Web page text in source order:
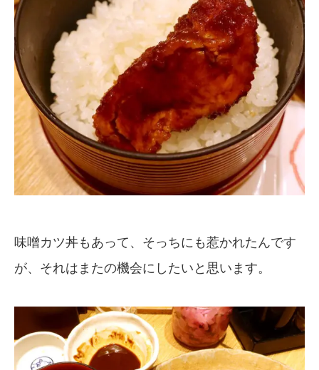
味噌カツ丼もあって、そっちにも惹かれたんです
が、それはまたの機会にしたいと思います。